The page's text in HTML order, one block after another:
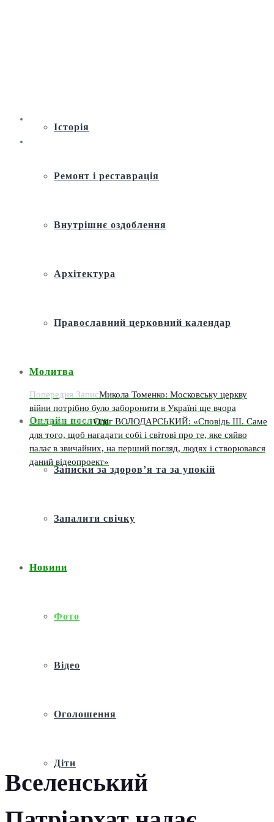
Історія
Ремонт і реставрація
Внутрішнє оздоблення
Архітектура
Православний церковний календар
Молитва
Онлайн послуги
Записки за здоров’я та за упокій
Запалити свічку
Новини
Фото
Відео
Оголошення
Діти
Вселенський
Попередня ЗаписМикола Томенко: Московську церкву
війни потрібно було заборонити в Україні ще вчора
Наступна ЗаписОлег ВОЛОДАРСЬКИЙ: «Сповідь III. Саме
для того, щоб нагадати собі і світові про те, яке сяйво
палає в звичайних, на перший погляд, людях і створювався
даний відеопроект»